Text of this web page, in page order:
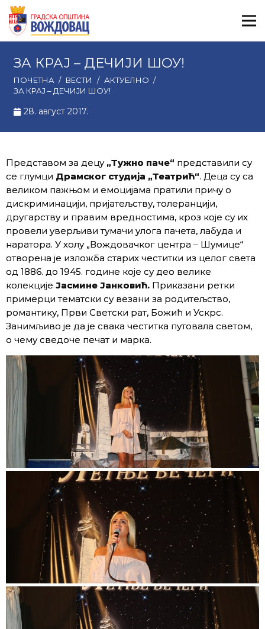
ЗА КРАЈ – ДЕЧИЈИ ШОУ!
ПОЧЕТНА / ВЕСТИ / АКТУЕЛНО /
ЗА КРАЈ – ДЕЧИЈИ ШОУ!
28. август 2017.
Представом за децу „Тужно паче“ представили су
се глумци Драмског студија „Театрић“. Деца су са
великом пажњом и емоцијама пратили причу о
дискриминацији, пријатељству, толеранцији,
другарству и правим вредностима, кроз које су их
провели уверљиви тумачи улога пачета, лабуда и
наратора. У холу „Вождовачког центра – Шумице“
отворена је изложба старих честитки из целог света
од 1886. до 1945. године које су део велике
колекције Јасмине Јанковић. Приказани ретки
примерци тематски су везани за родитељство,
романтику, Први Светски рат, Божић и Ускрс.
Занимљиво је да је свака честитка путовала светом,
о чему сведоче печат и марка.